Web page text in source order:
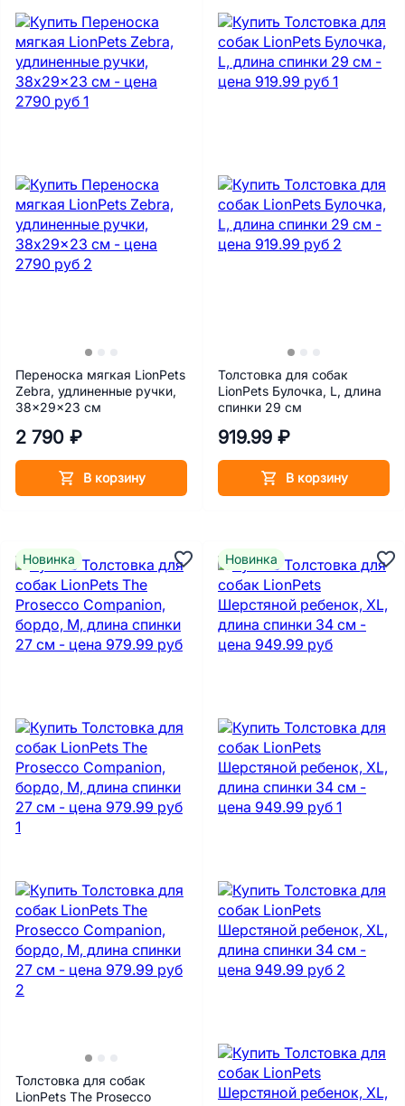
Переноска мягкая LionPets
Zebra, удлиненные ручки,
38x29x23 см
2 790 ₽
В корзину
Толстовка для собак
LionPets Булочка, L, длина
спинки 29 см
919.99 ₽
В корзину
Толстовка для собак
LionPets The Prosecco
Новинка Новинка